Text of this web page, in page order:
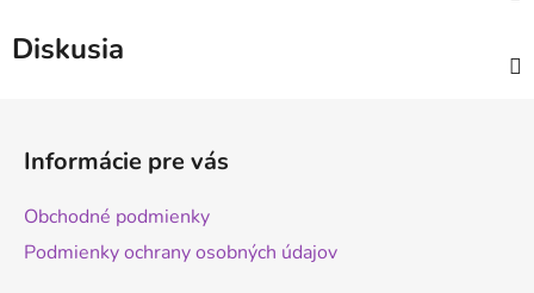
Diskusia
Informácie pre vás
Obchodné podmienky
Podmienky ochrany osobných údajov